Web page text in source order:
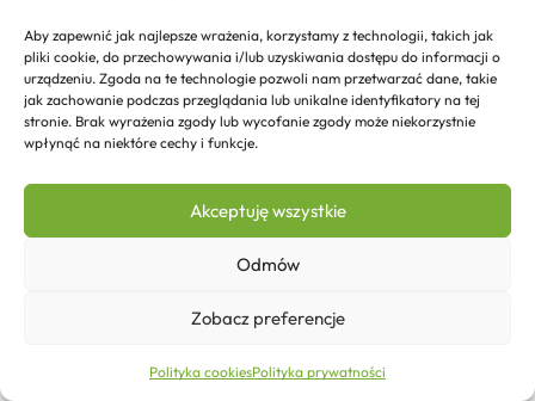
Aby zapewnić jak najlepsze wrażenia, korzystamy z technologii, takich jak
pliki cookie, do przechowywania i/lub uzyskiwania dostępu do informacji o
urządzeniu. Zgoda na te technologie pozwoli nam przetwarzać dane, takie
jak zachowanie podczas przeglądania lub unikalne identyfikatory na tej
stronie. Brak wyrażenia zgody lub wycofanie zgody może niekorzystnie
wpłynąć na niektóre cechy i funkcje.
Akceptuję wszystkie
Odmów
Zobacz preferencje
Polityka cookiesPolityka prywatności
Sklep Kontakt